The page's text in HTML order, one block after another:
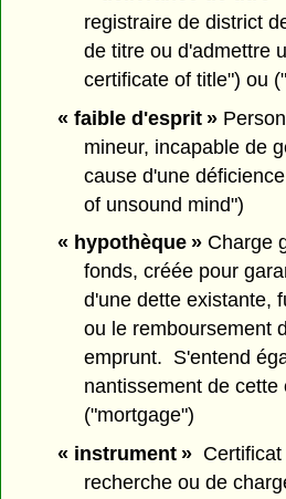
registraire de district
de titre ou d'admettre
certificate of title") ou
« faible d'esprit »
mineur, incapable de
cause d'une
of unsound mind")
« hypothèque »Charge
fonds, créée pour
d'une dette existante,
ou le remboursement
emprunt. S'entend
nantissement de cette
("mortgage")
« instrument »Certificat
recherche ou de